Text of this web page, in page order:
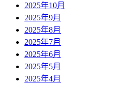
2025年10月
2025年9月
2025年8月
2025年7月
2025年6月
2025年5月
2025年4月